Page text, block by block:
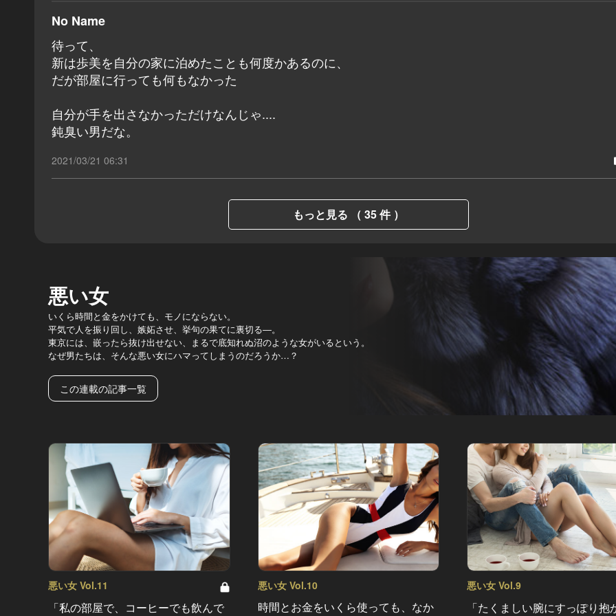
No Name
待って、
新は歩美を自分の家に泊めたことも何度かあるのに、
だが部屋に行っても何もなかった
自分が手を出さなかっただけなんじゃ....
鈍臭い男だな。
2021/03/21 06:31
もっと見る （ 35 件 ）
悪い女
いくら時間と金をかけても、モノにならない。
平気で人を振り回し、嫉妬させ、挙句の果てに裏切る―。
東京には、嵌ったら抜け出せない、まるで底知れぬ沼のような女がいるという。
なぜ男たちは、そんな悪い女にハマってしまうのだろうか…？
この連載の記事一覧
悪い女 Vol.11
「私の部屋で、コーヒーでも飲んで
悪い女 Vol.10
時間とお金をいくら使っても、なか
悪い女 Vol.9
「たくましい腕にすっぽり抱